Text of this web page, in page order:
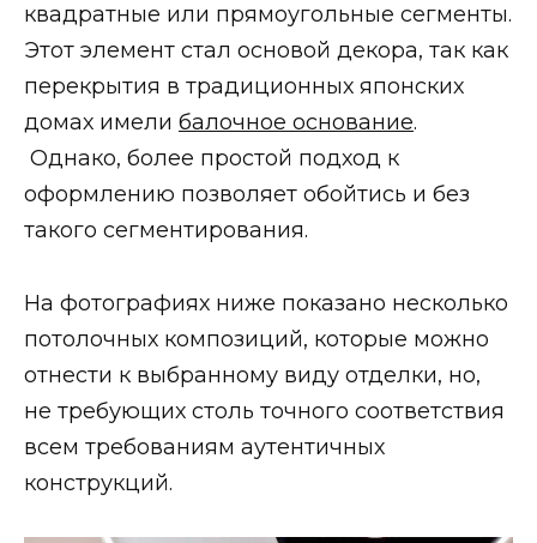
квадратные или прямоугольные сегменты.
Этот элемент стал основой декора, так как
перекрытия в традиционных японских
домах имели балочное основание.
Однако, более простой подход к
оформлению позволяет обойтись и без
такого сегментирования.
На фотографиях ниже показано несколько
потолочных композиций, которые можно
отнести к выбранному виду отделки, но,
не требующих столь точного соответствия
всем требованиям аутентичных
конструкций.